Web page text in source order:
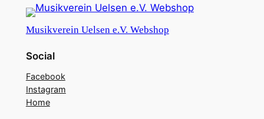
Musikverein Uelsen e.V. Webshop
Social
Facebook
Instagram
Home